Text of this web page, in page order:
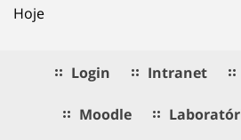
Hoje
Login Intranet
Moodle